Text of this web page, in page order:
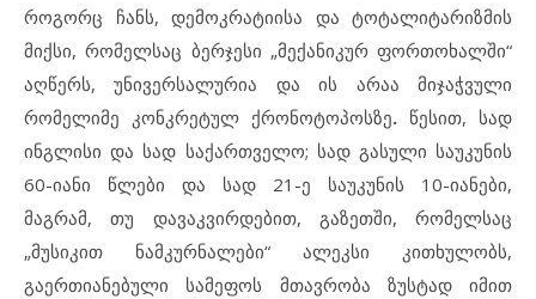
როგორც ჩანს, დემოკრატიისა და ტოტალიტარიზმის
მიქსი, რომელსაც ბერჯესი „მექანიკურ ფორთოხალში“
აღწერს, უნივერსალურია და ის არაა მიჯაჭვული
რომელიმე კონკრეტულ ქრონოტოპოსზე. წესით, სად
ინგლისი და სად საქართველო; სად გასული საუკუნის
60-იანი წლები და სად 21-ე საუკუნის 10-იანები,
მაგრამ, თუ დავაკვირდებით, გაზეთში, რომელსაც
„მუსიკით ნამკურნალები“ ალეკსი კითხულობს,
გაერთიანებული სამეფოს მთავრობა ზუსტად იმით